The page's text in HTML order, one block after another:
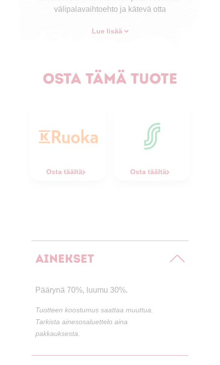
välipalavaihtoehto ja kätevä otta
Lue lisää
Osta tämä tuote
Osta täältä Osta täältä
Ainekset
Päärynä 70%, luumu 30%.
Tuotteen koostumus saattaa muuttua.
Tarkista ainesosaluettelo aina
pakkauksesta.